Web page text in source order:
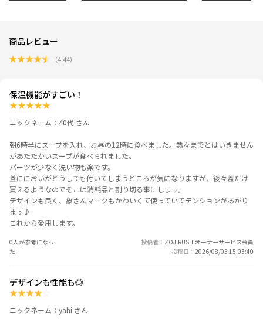
商品レビュー
★★★★★ （4.44）
保温機能がすごい！
★★★★★
ニックネーム：40代 さん
朝6時半にスープを入れ、お昼の12時に食べました。熱々までとはいきません
があたたかいスープが食べられました。
パーツが少なく洗い物も楽です。
蓋ににおいがどうしても付いてしまうところが気になりますが、後々蓋だけ
買えるようなのでそこは消耗品と割り切る事にします。
デザインも良く、象さんマークもかわいくて使っていてテンションがあがり
ます♪
これから愛用します。
0人が参考になっ
た
投稿者
ZOJIRUSHIオーナーサービス会員
投稿日
2026/08/05 15:03:40
デザインも性能も◎
★★★★
ニックネーム：yahi さん